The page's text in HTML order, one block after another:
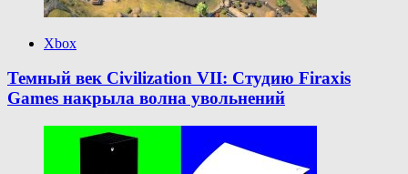
Xbox
Темный век Civilization VII: Студию Firaxis
Games накрыла волна увольнений